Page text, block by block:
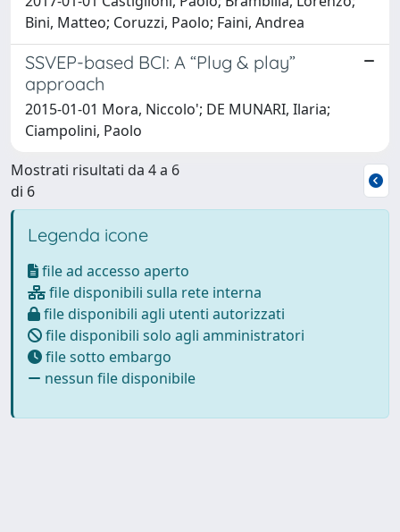
Bini, Matteo; Coruzzi, Paolo; Faini, Andrea
SSVEP-based BCI: A “Plug & play”
approach
2015-01-01 Mora, Niccolo'; DE MUNARI, Ilaria;
Ciampolini, Paolo
Mostrati risultati da 4 a 6
di 6
Legenda icone
file ad accesso aperto
file disponibili sulla rete interna
file disponibili agli utenti autorizzati
file disponibili solo agli amministratori
file sotto embargo
nessun file disponibile